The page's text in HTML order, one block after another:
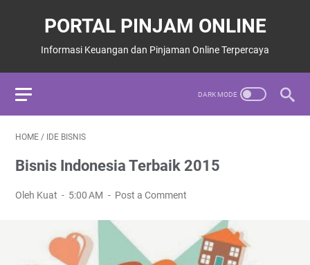
PORTAL PINJAM ONLINE
Informasi Keuangan dan Pinjaman Online Terpercaya
HOME / IDE BISNIS
Bisnis Indonesia Terbaik 2015
Oleh Kuat 5:00 AM Post a Comment